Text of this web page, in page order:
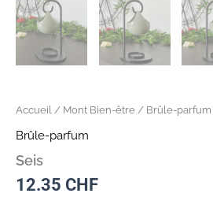
Accueil / Mont Bien-être / Brûle-parfum
Brûle-parfum
Seis
12.35 CHF